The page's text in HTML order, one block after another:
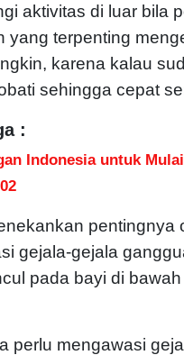
aktivitas di luar bila
yang terpenting
karena kalau
sehingga cepat
:
Indonesia untuk
pentingnya
gejala-gejala
pada bayi di
perlu mengawasi